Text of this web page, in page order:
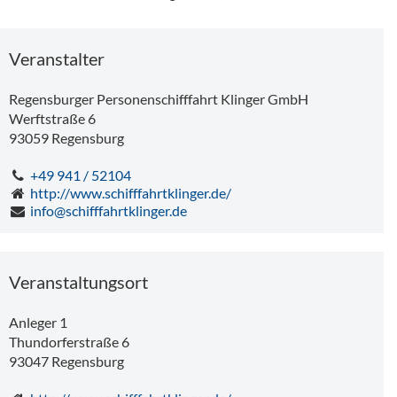
Veranstalter
Regensburger Personenschifffahrt Klinger GmbH
Werftstraße 6
93059 Regensburg
+49 941 / 52104
http://www.schifffahrtklinger.de/
info@schifffahrtklinger.de
Veranstaltungsort
Anleger 1
Thundorferstraße 6
93047 Regensburg